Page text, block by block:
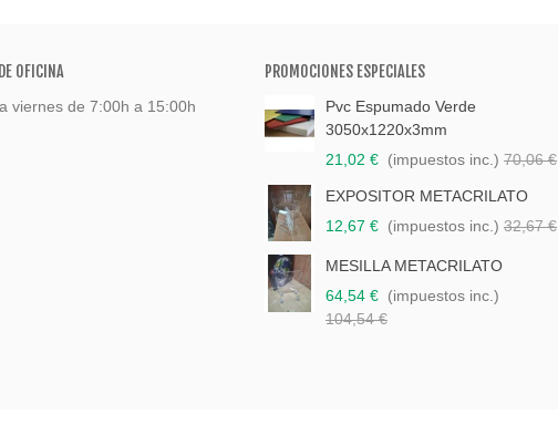
OFICINA
viernes de 7:00h a 15:00h
PROMOCIONES ESPECIALES
Pvc Espumado Verde
3050x1220x3mm
21,02 € (impuestos inc.) 70,06 €
EXPOSITOR METACRILATO
12,67 € (impuestos inc.) 32,67 €
MESILLA METACRILATO
64,54 € (impuestos inc.)
104,54 €